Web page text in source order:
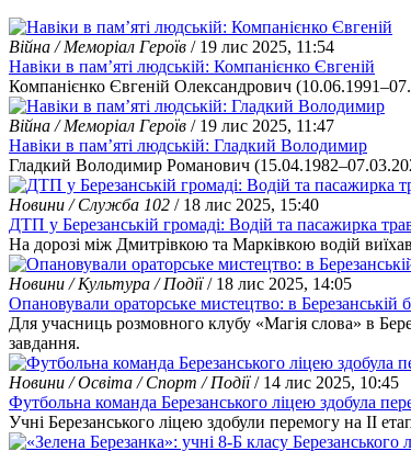
Війна / Меморіал Героїв / 19 лис 2025, 11:54
Навіки в пам’яті людській: Компанієнко Євгеній
Компанієнко Євгеній Олександрович
Війна / Меморіал Героїв / 19 лис 2025, 11:47
Навіки в пам’яті людській: Гладкий Володимир
Гладкий Володимир Романович
Новини / Служба 102 / 18 лис 2025, 15:40
ДТП у Березанській громаді: Водій та пасажирка
На дорозі між Дмитрівкою та Марківкою водій
Новини / Культура / Події/ 18 лис 2025, 14:05
Опановували ораторське мистецтво: в Березанській
Для учасниць розмовного клубу «Магія слова» в
завдання.
Новини / Освіта / Спорт / Події/ 14 лис 2025, 10:45
Футбольна команда Березанського ліцею здобула
Учні Березанського ліцею здобули перемогу на ІІ